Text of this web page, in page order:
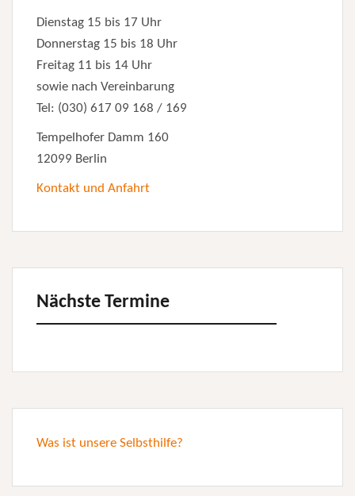
Dienstag 15 bis 17 Uhr
Donnerstag 15 bis 18 Uhr
Freitag 11 bis 14 Uhr
sowie nach Vereinbarung
Tel: (030) 617 09 168 / 169
Tempelhofer Damm 160
12099 Berlin
Kontakt und Anfahrt
Nächste Termine
Was ist unsere Selbsthilfe?